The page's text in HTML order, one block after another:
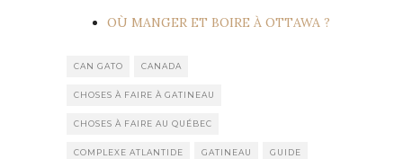
OÙ MANGER ET BOIRE À OTTAWA ?
CAN GATO CANADA
CHOSES À FAIRE À GATINEAU
CHOSES À FAIRE AU QUÉBEC
COMPLEXE ATLANTIDE GATINEAU GUIDE